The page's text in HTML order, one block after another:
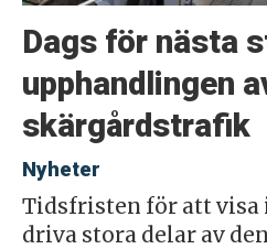
Dags för nästa
upphandlingen
skärgårdstrafik
Nyheter
Tidsfristen för att visa
driva stora delar av